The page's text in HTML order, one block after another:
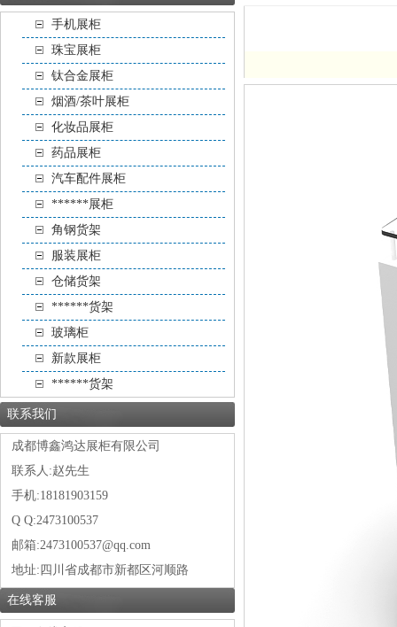
手机展柜
珠宝展柜
钛合金展柜
烟酒/茶叶展柜
化妆品展柜
药品展柜
汽车配件展柜
******展柜
角钢货架
服装展柜
仓储货架
******货架
玻璃柜
新款展柜
******货架
联系我们
成都博鑫鸿达展柜有限公司
联系人:赵先生
手机:18181903159
Q Q:2473100537
邮箱:2473100537@qq.com
地址: 四川省成都市新都区河顺路
在线客服